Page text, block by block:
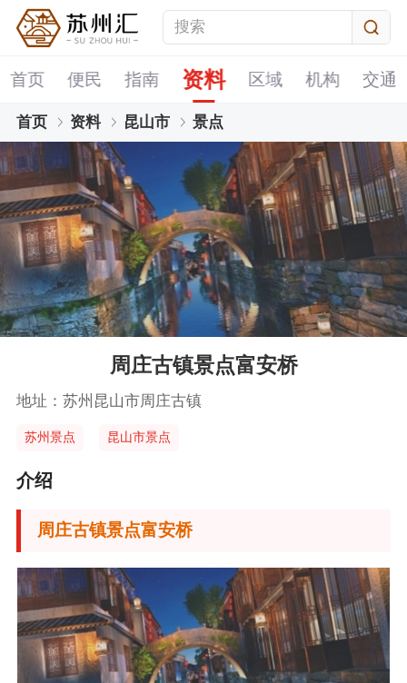
首页 便民 指南 资料 区域 机构 交通
首页 资料 昆山市 景点
周庄古镇景点富安桥
地址：苏州昆山市周庄古镇
苏州景点 昆山市景点
介绍
周庄古镇景点富安桥